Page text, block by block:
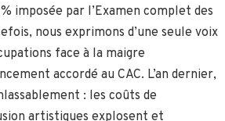
imposée par l’Examen complet des
nous exprimons d’une seule voix
face à la maigre
accordé au CAC. L’an dernier,
: les coûts de
artistiques explosent et